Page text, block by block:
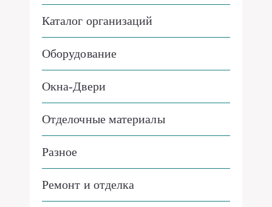
Каталог организаций
Оборудование
Окна-Двери
Отделочные материалы
Разное
Ремонт и отделка